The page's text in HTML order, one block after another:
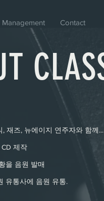
Management Contact
재즈, 뉴에이지 연주자와 함께...
CD 제작
을 음원 발매
유통사에 음원 유통.